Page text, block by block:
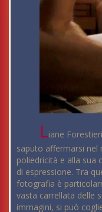
Liane
saputo affermarsi nel
poliedricità e alla sua
di espressione. Tra
fotografia è
vasta carrellata delle
immagini, si può